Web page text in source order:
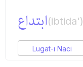
ابتداع(ibtida')
Lugat-ı Naci